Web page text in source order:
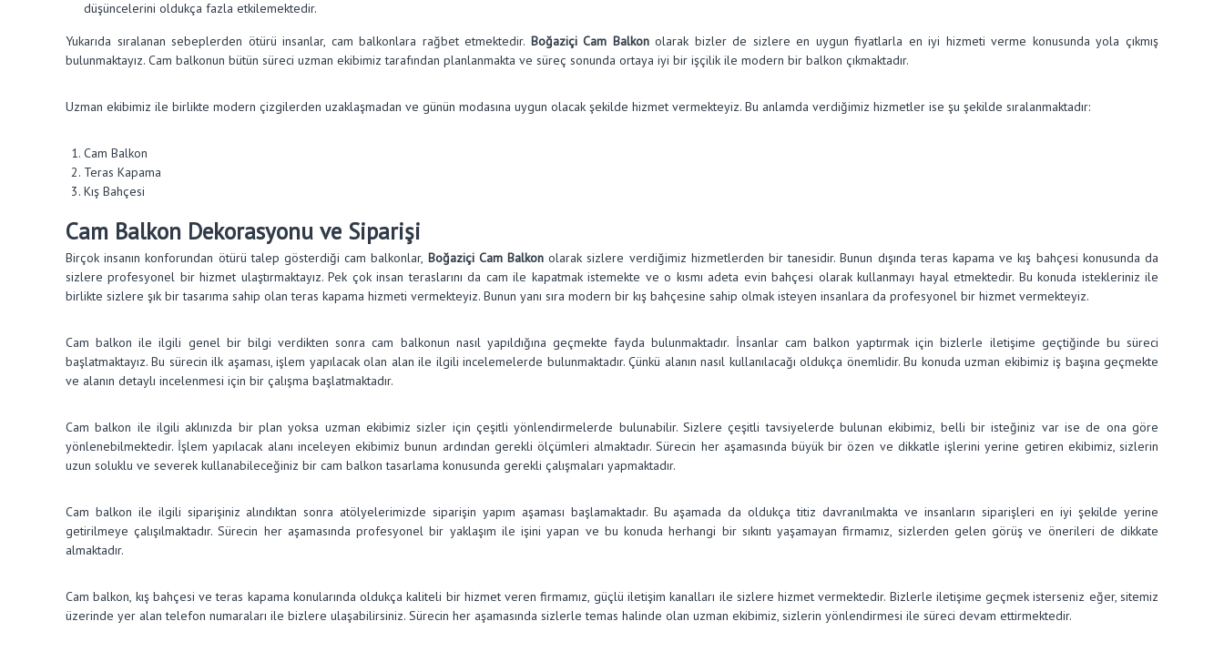
düşüncelerini oldukça fazla etkilemektedir.
Yukarıda sıralanan sebeplerden ötürü insanlar, cam balkonlara rağbet etmektedir. Boğaziçi Cam Balkonolarak bizler de sizlere en uygun fiyatlarla en iyi hizmeti verme konusunda yola çıkmış
bulunmaktayız. Cam balkonun bütün süreci uzman ekibimiz tarafından planlanmakta ve süreç sonunda ortaya iyi bir işçilik ile modern bir balkon çıkmaktadır.
Uzman ekibimiz ile birlikte modern çizgilerden uzaklaşmadan ve günün modasına uygun olacak şekilde hizmet vermekteyiz. Bu anlamda verdiğimiz hizmetler ise şu şekilde sıralanmaktadır:
Cam Balkon
Teras Kapama
Kış Bahçesi
Cam Balkon Dekorasyonu ve Siparişi
Birçok insanın konforundan ötürü talep gösterdiği cam balkonlar, Boğaziçi Cam Balkon olarak sizlere verdiğimiz hizmetlerden bir tanesidir. Bunun dışında teras kapama ve kış bahçesi konusunda da
sizlere profesyonel bir hizmet ulaştırmaktayız. Pek çok insan teraslarını da cam ile kapatmak istemekte ve o kısmı adeta evin bahçesi olarak kullanmayı hayal etmektedir. Bu konuda istekleriniz ile
birlikte sizlere şık bir tasarıma sahip olan teras kapama hizmeti vermekteyiz. Bunun yanı sıra modern bir kış bahçesine sahip olmak isteyen insanlara da profesyonel bir hizmet vermekteyiz.
Cam balkon ile ilgili genel bir bilgi verdikten sonra cam balkonun nasıl yapıldığına geçmekte fayda bulunmaktadır. İnsanlar cam balkon yaptırmak için bizlerle iletişime geçtiğinde bu süreci
başlatmaktayız. Bu sürecin ilk aşaması, işlem yapılacak olan alan ile ilgili incelemelerde bulunmaktadır. Çünkü alanın nasıl kullanılacağı oldukça önemlidir. Bu konuda uzman ekibimiz iş başına geçmekte
ve alanın detaylı incelenmesi için bir çalışma başlatmaktadır.
Cam balkon ile ilgili aklınızda bir plan yoksa uzman ekibimiz sizler için çeşitli yönlendirmelerde bulunabilir. Sizlere çeşitli tavsiyelerde bulunan ekibimiz, belli bir isteğiniz var ise de ona göre
yönlenebilmektedir. İşlem yapılacak alanı inceleyen ekibimiz bunun ardından gerekli ölçümleri almaktadır. Sürecin her aşamasında büyük bir özen ve dikkatle işlerini yerine getiren ekibimiz, sizlerin
uzun soluklu ve severek kullanabileceğiniz bir cam balkon tasarlama konusunda gerekli çalışmaları yapmaktadır.
Cam balkon ile ilgili siparişiniz alındıktan sonra atölyelerimizde siparişin yapım aşaması başlamaktadır. Bu aşamada da oldukça titiz davranılmakta ve insanların siparişleri en iyi şekilde yerine
getirilmeye çalışılmaktadır. Sürecin her aşamasında profesyonel bir yaklaşım ile işini yapan ve bu konuda herhangi bir sıkıntı yaşamayan firmamız, sizlerden gelen görüş ve önerileri de dikkate
almaktadır.
Cam balkon, kış bahçesi ve teras kapama konularında oldukça kaliteli bir hizmet veren firmamız, güçlü iletişim kanalları ile sizlere hizmet vermektedir. Bizlerle iletişime geçmek isterseniz eğer, sitemiz
üzerinde yer alan telefon numaraları ile bizlere ulaşabilirsiniz. Sürecin her aşamasında sizlerle temas halinde olan uzman ekibimiz, sizlerin yönlendirmesi ile süreci devam ettirmektedir.